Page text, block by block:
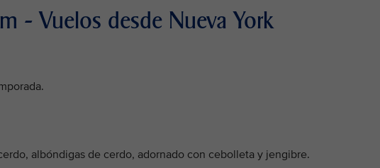
- Vuelos desde Nueva York
albóndigas de cerdo, adornado con cebolleta y jengibre.